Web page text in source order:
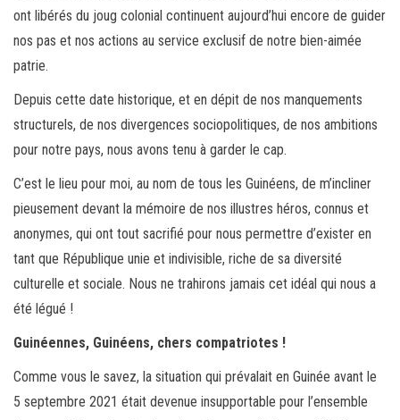
ont libérés du joug colonial continuent aujourd’hui encore de guider
nos pas et nos actions au service exclusif de notre bien-aimée
patrie.
Depuis cette date historique, et en dépit de nos manquements
structurels, de nos divergences sociopolitiques, de nos ambitions
pour notre pays, nous avons tenu à garder le cap.
C’est le lieu pour moi, au nom de tous les Guinéens, de m’incliner
pieusement devant la mémoire de nos illustres héros, connus et
anonymes, qui ont tout sacrifié pour nous permettre d’exister en
tant que République unie et indivisible, riche de sa diversité
culturelle et sociale. Nous ne trahirons jamais cet idéal qui nous a
été légué !
Guinéennes, Guinéens, chers compatriotes !
Comme vous le savez, la situation qui prévalait en Guinée avant le
5 septembre 2021 était devenue insupportable pour l’ensemble